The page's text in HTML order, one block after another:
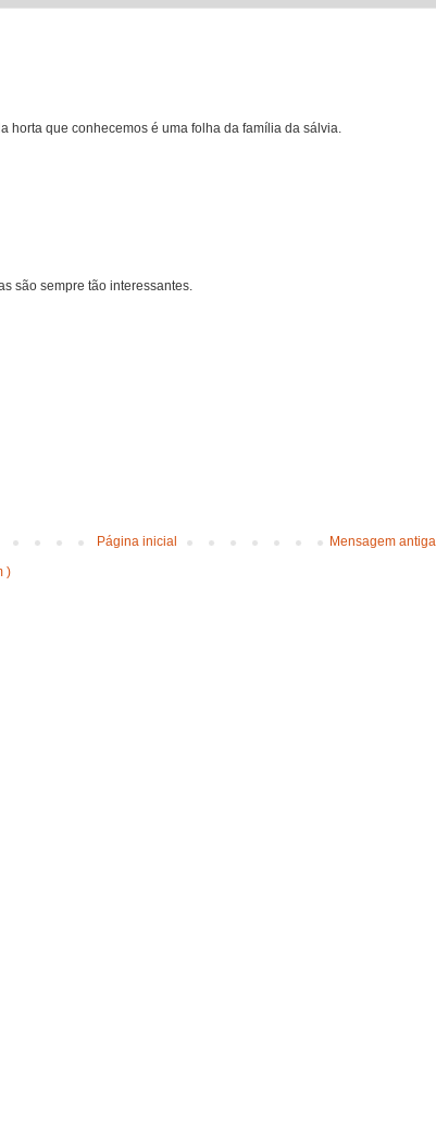
horta que conhecemos é uma folha da família da sálvia.
são sempre tão interessantes.
Mensagem antiga
Página inicial
)